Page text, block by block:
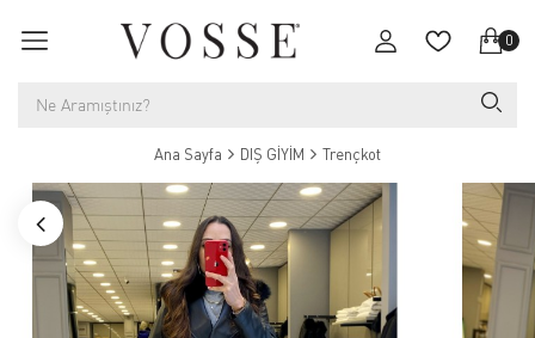
0
Ana Sayfa DIŞ GİYİM Trençkot